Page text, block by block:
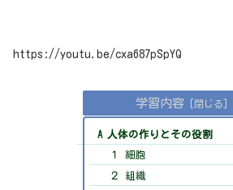
https://youtu.be/cxa687pSpYQ
学習内容
A 人体の作りとその役割
１ 細胞
２ 組織